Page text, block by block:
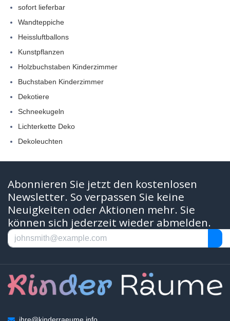
sofort lieferbar
Wandteppiche
Heissluftballons
Kunstpflanzen
Holzbuchstaben Kinderzimmer
Buchstaben Kinderzimmer
Dekotiere
Schneekugeln
Lichterkette Deko
Dekoleuchten
Abonnieren Sie jetzt den kostenlosen
Newsletter. So verpassen Sie keine
Neuigkeiten oder Aktionen mehr. Sie
können sich jederzeit wieder abmelden.